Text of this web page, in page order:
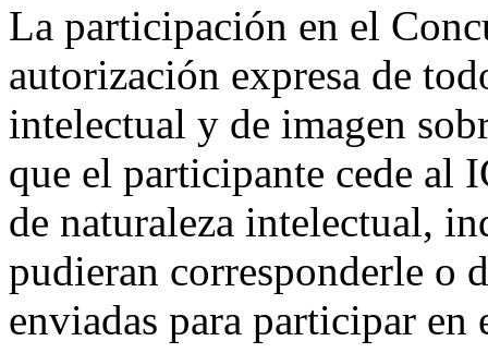
La participación en el
autorización expresa de
intelectual y de imagen
que el participante cede al
de naturaleza intelectual,
pudieran corresponderle o
enviadas para participar en